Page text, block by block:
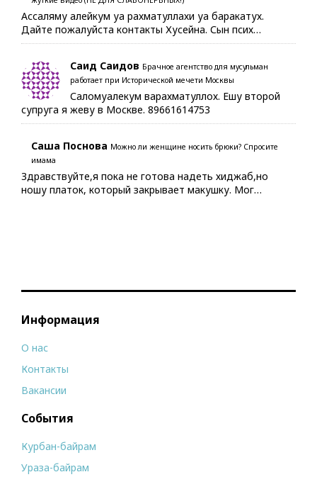
Ассаляму алейкум уа рахматуллахи уа баракатух.
Дайте пожалуйста контакты Хусейна. Сын псих…
Саид Саидов Брачное агентство для мусульман
работает при Исторической мечети Москвы
Саломуалекум варахматуллох. Ешу второй
супруга я жеву в Москве. 89661614753
Саша Поснова Можно ли женщине носить брюки? Спросите
имама
Здравствуйте,я пока не готова надеть хиджаб,но
ношу платок, который закрывает макушку. Мог…
Информация
О нас
Контакты
Вакансии
События
Курбан-байрам
Ураза-байрам